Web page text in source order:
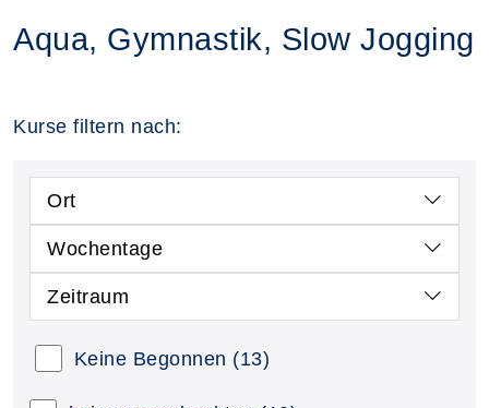
Aqua, Gymnastik, Slow Jogging
Kurse filtern nach:
Ort
Wochentage
Zeitraum
Keine Begonnen (13)